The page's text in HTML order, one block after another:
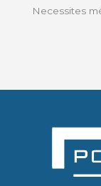
Necessites